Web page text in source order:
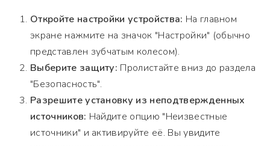
Откройте настройки устройства: На главном
экране нажмите на значок "Настройки" (обычно
представлен зубчатым колесом).
Выберите защиту: Пролистайте вниз до раздела
"Безопасность".
Разрешите установку из неподтвержденных
источников: Найдите опцию "Неизвестные
источники" и активируйте её. Вы увидите